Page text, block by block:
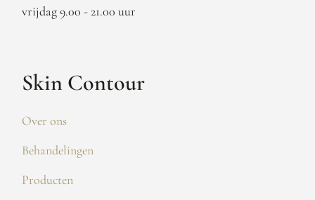
vrijdag 9.00 - 21.00 uur
Skin Contour
Over ons
Behandelingen
Producten